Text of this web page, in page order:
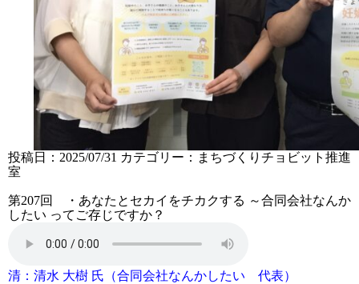
投稿日：2025/07/31 カテゴリー： まちづくりチョビット推進
室
第207回 ・あなたとセカイをチカクする ～合同会社なんか
したい ってご存じですか？
清： 清水 大樹 氏（合同会社なんかしたい 代表）